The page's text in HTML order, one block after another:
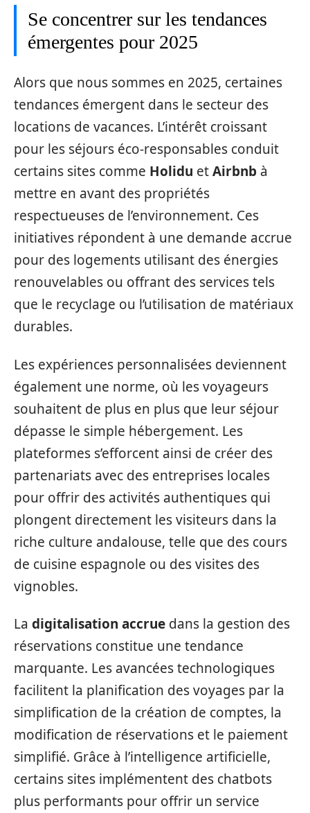
Se concentrer sur les tendances
émergentes pour 2025
Alors que nous sommes en 2025, certaines
tendances émergent dans le secteur des
locations de vacances. L’intérêt croissant
pour les séjours éco-responsables conduit
certains sites comme Holidu etAirbnb à
mettre en avant des propriétés
respectueuses de l’environnement. Ces
initiatives répondent à une demande accrue
pour des logements utilisant des énergies
renouvelables ou offrant des services tels
que le recyclage ou l’utilisation de matériaux
durables.
Les expériences personnalisées deviennent
également une norme, où les voyageurs
souhaitent de plus en plus que leur séjour
dépasse le simple hébergement. Les
plateformes s’efforcent ainsi de créer des
partenariats avec des entreprises locales
pour offrir des activités authentiques qui
plongent directement les visiteurs dans la
riche culture andalouse, telle que des cours
de cuisine espagnole ou des visites des
vignobles.
La digitalisation accrue dans la gestion des
réservations constitue une tendance
marquante. Les avancées technologiques
facilitent la planification des voyages par la
simplification de la création de comptes, la
modification de réservations et le paiement
simplifié. Grâce à l’intelligence artificielle,
certains sites implémentent des chatbots
plus performants pour offrir un service